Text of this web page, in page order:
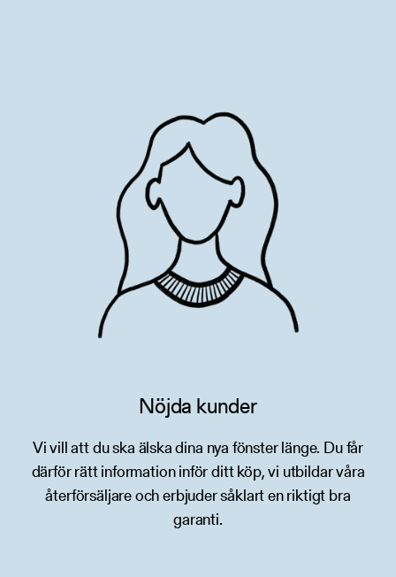
Nöjda kunder
Vi vill att du ska älska dina nya fönster länge. Du får
därför rätt information inför ditt köp, vi utbildar våra
återförsäljare och erbjuder såklart en riktigt bra
garanti.